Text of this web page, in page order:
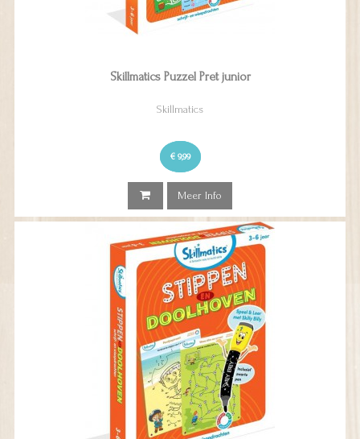
Skillmatics Puzzel Pret junior
Skillmatics
€ 9,99
Meer Info